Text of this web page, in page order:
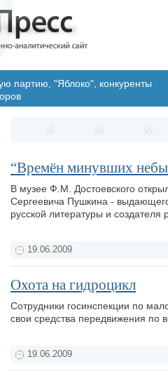
партию, "Яблоко", конкуренты
“Времён минувших
В музее Ф.М. Достоевского
Сергеевича Пушкина -
русской литературы и создателя
19.06.2009
Охота на гидроцикл
Сотрудники госинспекции по
свои средства передвижения по
19.06.2009